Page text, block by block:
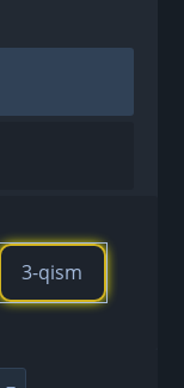
3-qism